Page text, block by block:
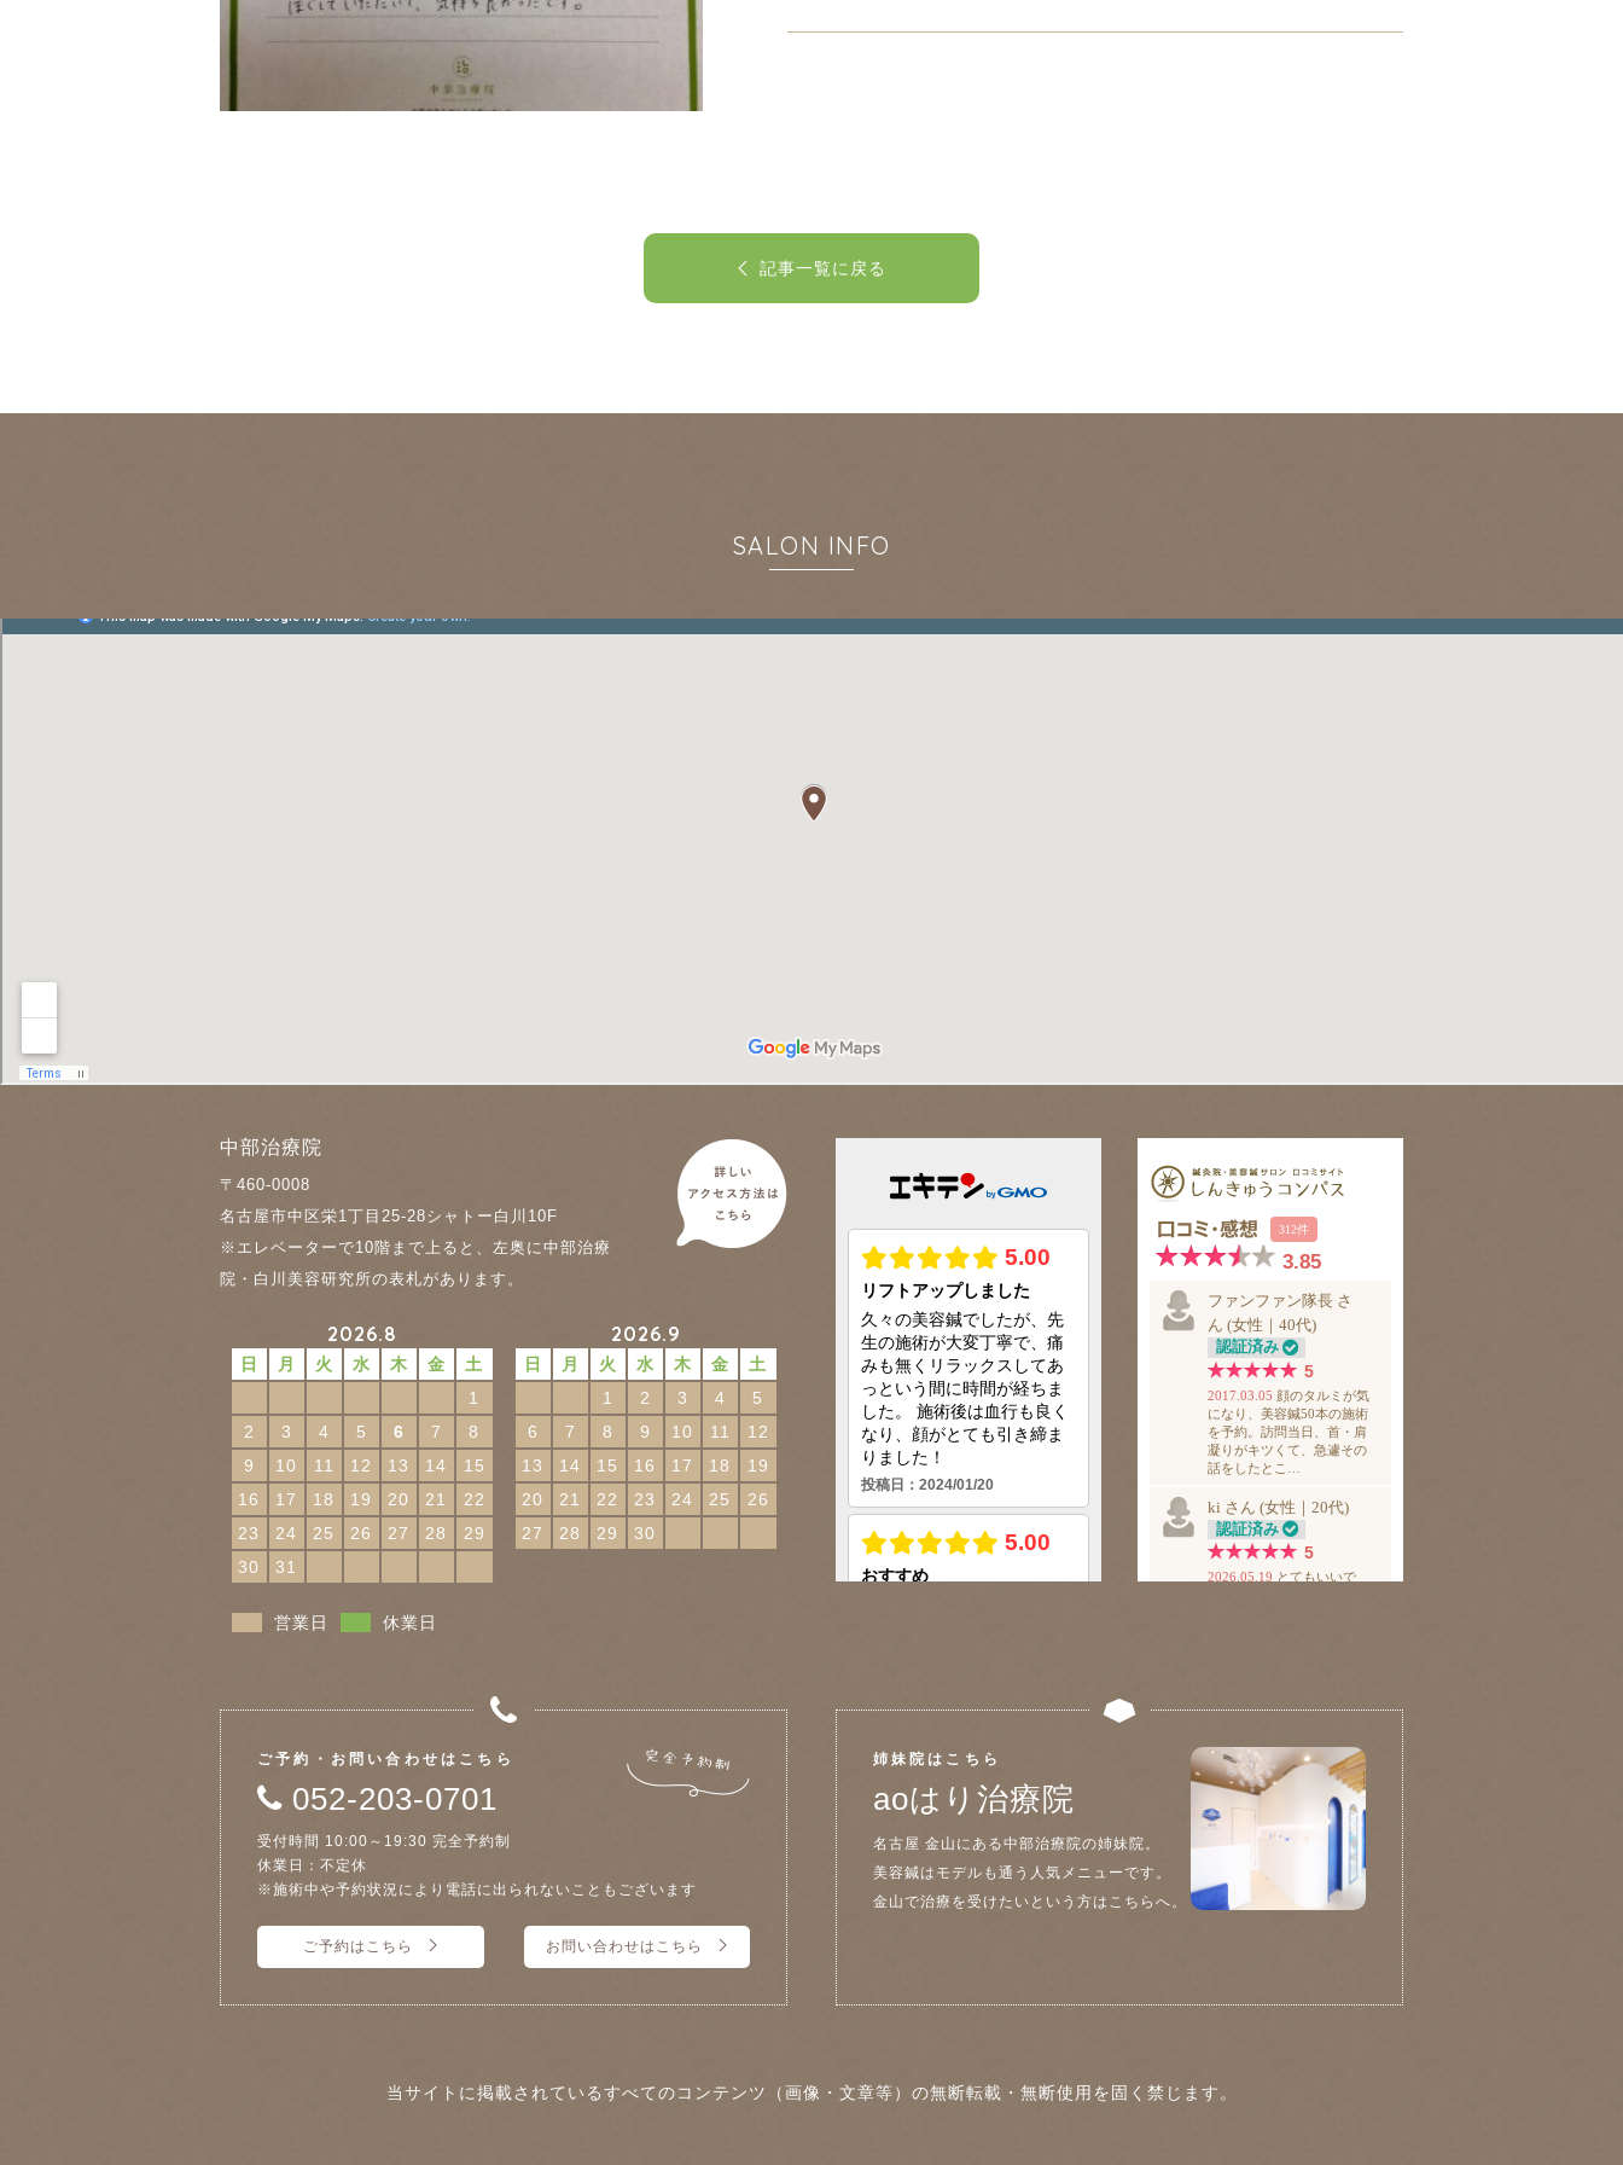
記事一覧に戻る
SALON INFO
中部治療院
〒460-0008
名古屋市中区栄1丁目25-28シャトー白川10F
※エレベーターで10階まで上ると、左奥に中部治療
院・白川美容研究所の表札があります。
2026.8
日 月 火 水 木 金
土
1
2
3 4 5 6 7
8
9
10 11 12 13 14
15
16
17 18 19 20 21
22
23
24 25 26 27 28
29
30
31
2026.9
日 月 火 水 木 金
土
1
2 3 4
5
6
7 8 9 10 11
12
13
14 15 16 17 18
19
20
21 22 23 24 25
26
27
28 29 30
営業日 休業日
ご予約・お問い合わせはこちら
052-203-0701
受付時間 10:00～19:30 完全予約制
休業日：不定休
※施術中や予約状況により電話に出られないこともございます
ご予約はこちら お問い合わせはこちら
姉妹院はこちら
aoはり治療院
名古屋 金山にある中部治療院の姉妹院。
美容鍼はモデルも通う人気メニューです。
金山で治療を受けたいという方はこちらへ。
当サイトに掲載されているすべてのコンテンツ（画像・文章等）の無断転載・無断使用を固く禁じます。